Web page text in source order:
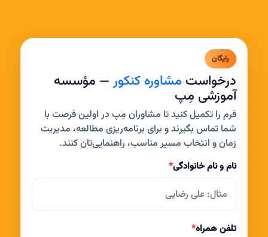
رایگان
درخواست مشاوره کنکور— مؤسسه
آموزشی مِپ
فرم را تکمیل کنید تا مشاوران مِپ در اولین فرصت با
شما تماس بگیرند و برای برنامه‌ریزی مطالعه، مدیریت
زمان و انتخاب مسیر مناسب، راهنمایی‌تان کنند.
نام و نام خانوادگی*
تلفن همراه*